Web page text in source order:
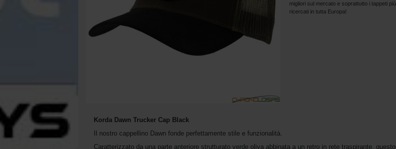
migliori sul mercato e soprattutto i tappeti più
ricercati in tutta Europa!
Korda Dawn Trucker Cap Black
Il nostro cappellino Dawn fonde perfettamente stile e funzionalità.
Caratterizzato da una parte anteriore strutturato verde oliva abbinata a un retro in rete traspirante, questo